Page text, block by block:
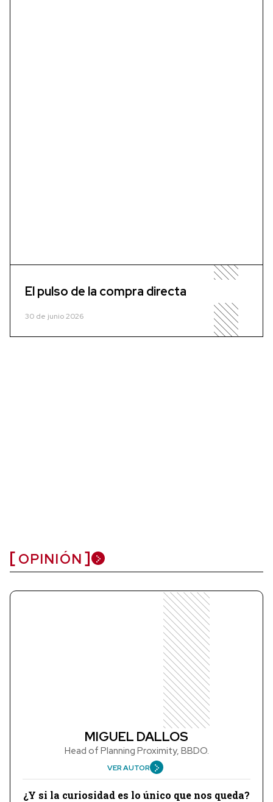
El pulso de la compra directa
30 de junio 2026
OPINIÓN
MIGUEL DALLOS
Head of Planning Proximity, BBDO.
VER AUTOR
¿Y si la curiosidad es lo único que nos queda?